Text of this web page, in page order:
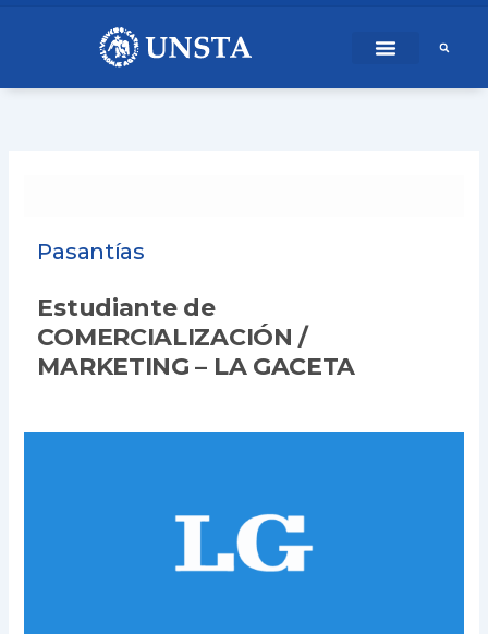
Pasantías
Estudiante de
COMERCIALIZACIÓN /
MARKETING – LA GACETA